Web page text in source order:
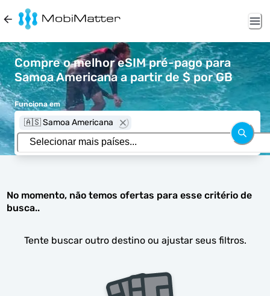
Compre o melhor eSIM pré-pago para
Samoa Americana a partir de $ por GB
Funciona em
🇦🇸 Samoa Americana
No momento, não temos ofertas para esse critério de
busca..
Tente buscar outro destino ou ajustar seus filtros.